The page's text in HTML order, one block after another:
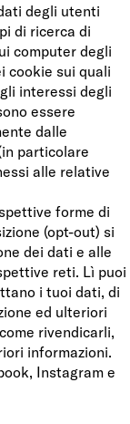
degli utenti
di ricerca di
computer degli
cookie sui quali
interessi degli
essere
dalle
particolare
alle relative
forme di
(opt-out) si
dei dati e alle
reti. Lì puoi
i tuoi dati, di
ed ulteriori
rivendicarli,
informazioni.
Instagram e